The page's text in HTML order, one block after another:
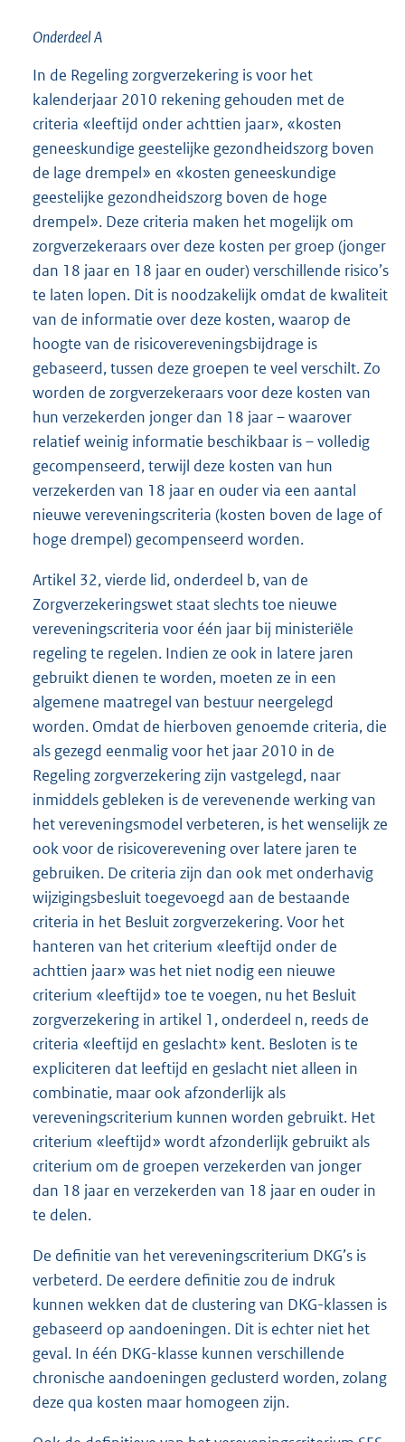
Onderdeel A
In de Regeling zorgverzekering is voor het
kalenderjaar 2010 rekening gehouden met de
criteria «leeftijd onder achttien jaar», «kosten
geneeskundige geestelijke gezondheidszorg boven
de lage drempel» en «kosten geneeskundige
geestelijke gezondheidszorg boven de hoge
drempel». Deze criteria maken het mogelijk om
zorgverzekeraars over deze kosten per groep (jonger
dan 18 jaar en 18 jaar en ouder) verschillende risico’s
te laten lopen. Dit is noodzakelijk omdat de kwaliteit
van de informatie over deze kosten, waarop de
hoogte van de risicovereveningsbijdrage is
gebaseerd, tussen deze groepen te veel verschilt. Zo
worden de zorgverzekeraars voor deze kosten van
hun verzekerden jonger dan 18 jaar – waarover
relatief weinig informatie beschikbaar is – volledig
gecompenseerd, terwijl deze kosten van hun
verzekerden van 18 jaar en ouder via een aantal
nieuwe vereveningscriteria (kosten boven de lage of
hoge drempel) gecompenseerd worden.
Artikel 32, vierde lid, onderdeel b, van de
Zorgverzekeringswet staat slechts toe nieuwe
vereveningscriteria voor één jaar bij ministeriële
regeling te regelen. Indien ze ook in latere jaren
gebruikt dienen te worden, moeten ze in een
algemene maatregel van bestuur neergelegd
worden. Omdat de hierboven genoemde criteria, die
als gezegd eenmalig voor het jaar 2010 in de
Regeling zorgverzekering zijn vastgelegd, naar
inmiddels gebleken is de verevenende werking van
het vereveningsmodel verbeteren, is het wenselijk ze
ook voor de risicoverevening over latere jaren te
gebruiken. De criteria zijn dan ook met onderhavig
wijzigingsbesluit toegevoegd aan de bestaande
criteria in het Besluit zorgverzekering. Voor het
hanteren van het criterium «leeftijd onder de
achttien jaar» was het niet nodig een nieuwe
criterium «leeftijd» toe te voegen, nu het Besluit
zorgverzekering in artikel 1, onderdeel n, reeds de
criteria «leeftijd en geslacht» kent. Besloten is te
expliciteren dat leeftijd en geslacht niet alleen in
combinatie, maar ook afzonderlijk als
vereveningscriterium kunnen worden gebruikt. Het
criterium «leeftijd» wordt afzonderlijk gebruikt als
criterium om de groepen verzekerden van jonger
dan 18 jaar en verzekerden van 18 jaar en ouder in
te delen.
De definitie van het vereveningscriterium DKG’s is
verbeterd. De eerdere definitie zou de indruk
kunnen wekken dat de clustering van DKG-klassen is
gebaseerd op aandoeningen. Dit is echter niet het
geval. In één DKG-klasse kunnen verschillende
chronische aandoeningen geclusterd worden, zolang
deze qua kosten maar homogeen zijn.